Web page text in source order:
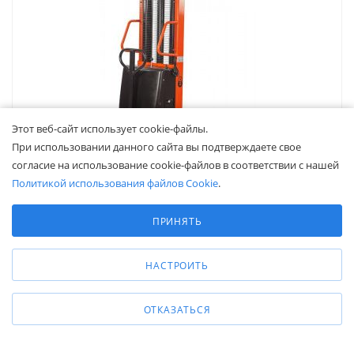
Штабелер гидравлический с электроподъемом 1,0 т 2,0 м
TOR CTD10/20
Грузоподъемность, кг — 1000
Высота подъема, мм — 2000
механическое
Подъем — электрический
Этот веб-сайт использует cookie-файлы.
При использовании данного сайта вы подтверждаете свое
согласие на использование cookie-файлов в соответствии с нашей
Политикой использования файлов Cookie.
Аналитические/Функциональные
ПРИНЯТЬ
НАСТРОИТЬ
ОТКАЗАТЬСЯ